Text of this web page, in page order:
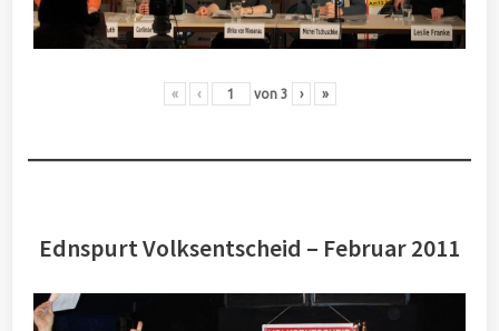
« ‹ von 3 › »
Ednspurt Volksentscheid – Februar 2011